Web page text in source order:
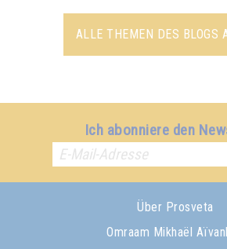
ALLE THEMEN DES BLOGS
Ich abonniere den
Über Prosveta
Omraam Mikhaël